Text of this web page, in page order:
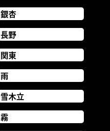
銀杏
長野
関東
雨
雪木立
霧